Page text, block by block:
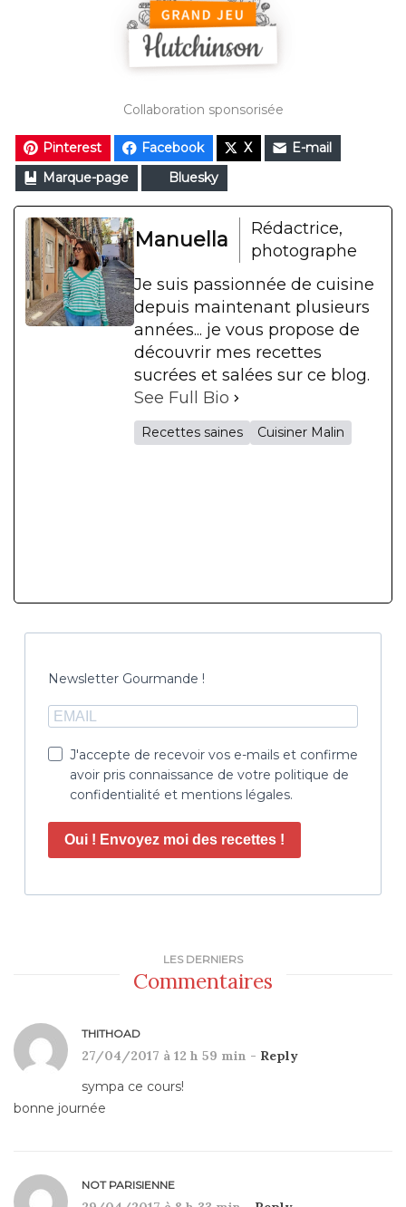
Collaboration sponsorisée
Pinterest Facebook X
E-mail
Marque-page
Bluesky
Manuella
Rédactrice,
photographe
Je suis passionnée de cuisine
depuis maintenant plusieurs
années... je vous propose de
découvrir mes recettes
sucrées et salées sur ce blog.
See Full Bio
Recettes saines Cuisiner Malin
Newsletter Gourmande !
J'accepte de recevoir vos e-mails et confirme
avoir pris connaissance de votre politique de
confidentialité et mentions légales.
Oui ! Envoyez moi des recettes !
LES DERNIERS
Commentaires
THITHOAD
27/04/2017 à 12 h 59 min - Reply
sympa ce cours!
bonne journée
NOT PARISIENNE